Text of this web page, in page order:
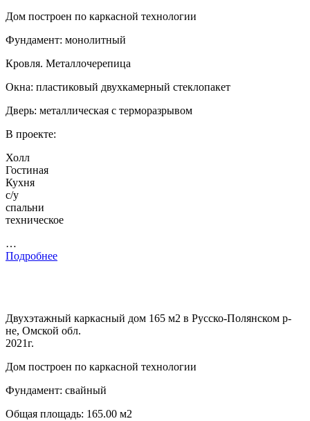
Дом построен по каркасной технологии
Фундамент: монолитный
Кровля. Металлочерепица
Окна: пластиковый двухкамерный стеклопакет
Дверь: металлическая с терморазрывом
В проекте:
Холл
Гостиная
Кухня
с/у
спальни
техническое
…
Подробнее
Двухэтажный каркасный дом 165 м2 в Русско-Полянском р-
не, Омской обл.
2021г.
Дом построен по каркасной технологии
Фундамент: свайный
Общая площадь: 165.00 м2